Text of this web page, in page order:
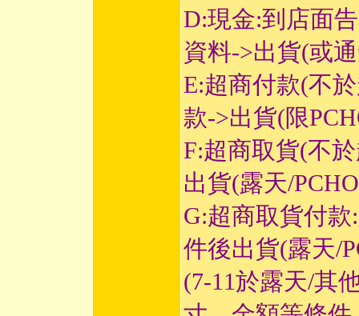
D:現金:到店面
資料->出貨(或
E:超商付款(不
款->出貨(限
F:超商取貨(不
出貨(露天/
G:超商取貨付
件後出貨(露天/
(7-11於露天/其